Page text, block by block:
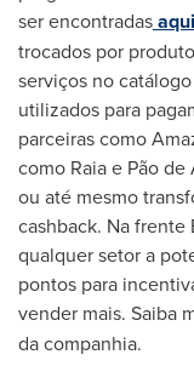
ser encontradasaqui
trocados por
serviços no
utilizados para
parceiras como
como Raia e Pão de
ou até mesmo
cashback. Na frente
qualquer setor a
pontos para
vender mais. Saiba
da companhia.